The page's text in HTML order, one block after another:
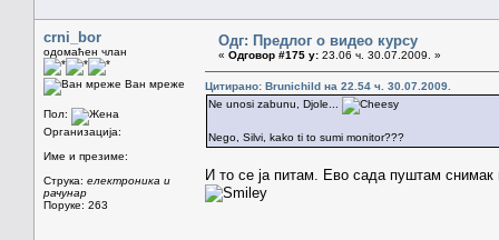
crni_bor
одомаћен члан
Ван мреже
Пол:
Организација:
Име и презиме:
Струка: електроника и
рачунар
Поруке: 263
Одг: Предлог о видео курсу
« Одговор #175 у: 23.06 ч. 30.07.2009. »
Цитирано: Brunichild на 22.54 ч. 30.07.2009.
Ne unosi zabunu, Djole...
Nego, Silvi, kako ti to sumi monitor???
И то се ја питам. Ево сада пуштам